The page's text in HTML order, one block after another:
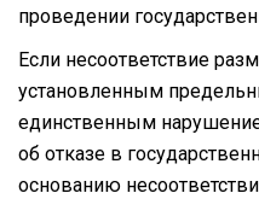
проведении
Если несоответствие
установленным
единственным
об отказе в
основанию